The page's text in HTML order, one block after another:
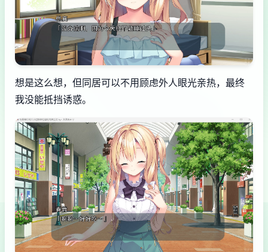
想是这么想，但同居可以不用顾虑外人眼光亲热，最终
我没能抵挡诱惑。